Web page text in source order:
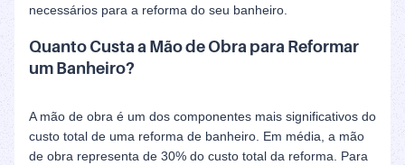
necessários para a reforma do seu banheiro.
Quanto Custa a Mão de Obra para Reformar
um Banheiro?
A mão de obra é um dos componentes mais significativos do
custo total de uma reforma de banheiro. Em média, a mão
de obra representa de 30% do custo total da reforma. Para